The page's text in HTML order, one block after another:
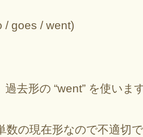
/ goes / went)
去形の “went” を使います
数の現在形なので不適切で